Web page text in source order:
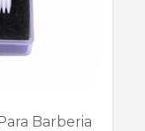
Barberia